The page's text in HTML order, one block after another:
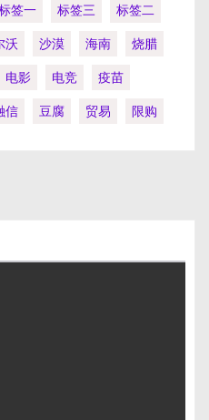
签一 标签三
标签二
沃 沙漠 海南
烧腊
电影 电竞
疫苗
信 豆腐 贸易 限购